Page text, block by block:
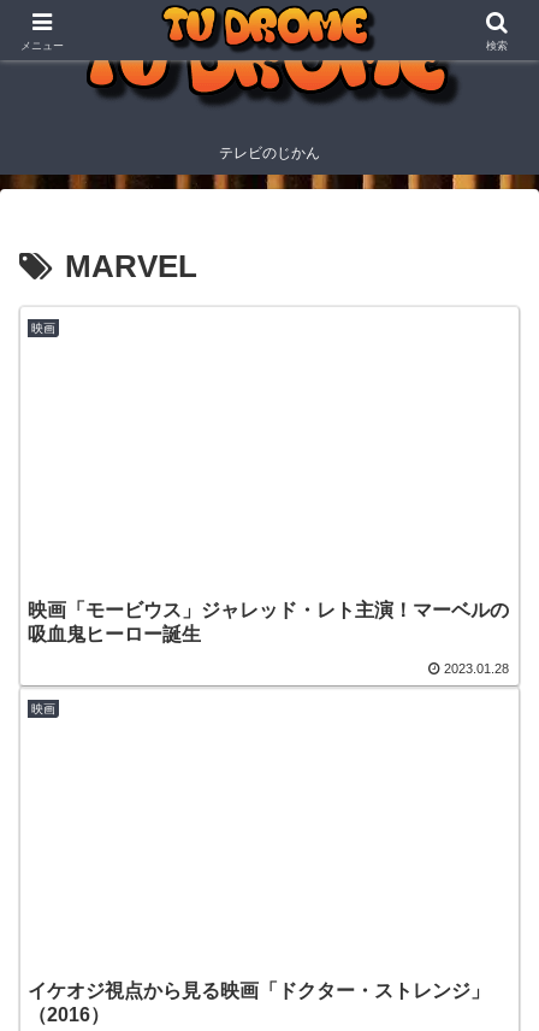
テレビのじかん
MARVEL
映画
映画「モービウス」ジャレッド・レト主演！マーベルの
吸血鬼ヒーロー誕生
2023.01.28
映画
イケオジ視点から見る映画「ドクター・ストレンジ」
（2016）
メニュー 検索